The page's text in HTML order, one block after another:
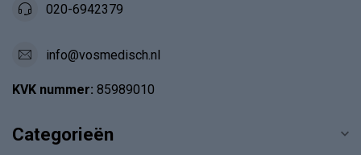
020-6942379
info@vosmedisch.nl
KVK nummer: 85989010
Categorieën